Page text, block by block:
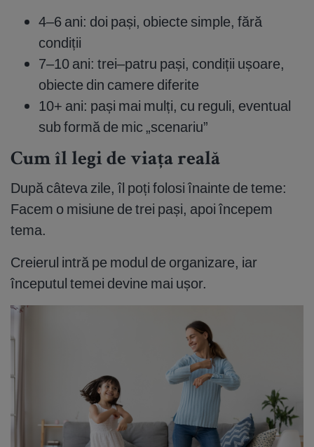
4–6 ani: doi pași, obiecte simple, fără
condiții
7–10 ani: trei–patru pași, condiții ușoare,
obiecte din camere diferite
10+ ani: pași mai mulți, cu reguli, eventual
sub formă de mic „scenariu”
Cum îl legi de viața reală
După câteva zile, îl poți folosi înainte de teme:
Facem o misiune de trei pași, apoi începem
tema.
Creierul intră pe modul de organizare, iar
începutul temei devine mai ușor.